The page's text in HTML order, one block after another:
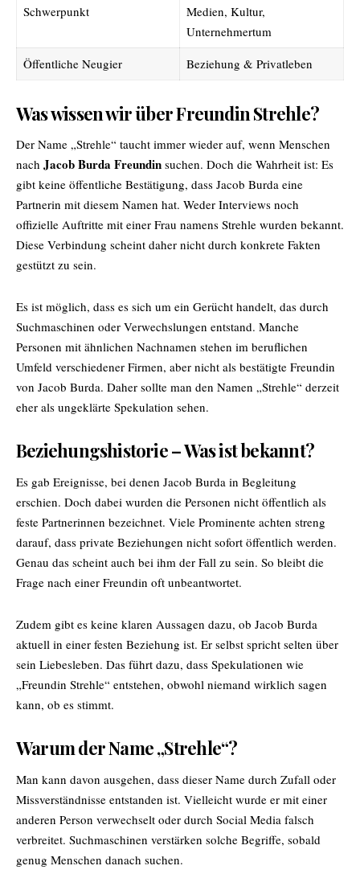
Schwerpunkt
Medien, Kultur,
Unternehmertum
Öffentliche Neugier
Beziehung & Privatleben
Was wissen wir über Freundin Strehle?
Der Name „Strehle“ taucht immer wieder auf, wenn Menschen
nach Jacob Burda Freundin suchen. Doch die Wahrheit ist: Es
gibt keine öffentliche Bestätigung, dass Jacob Burda eine
Partnerin mit diesem Namen hat. Weder Interviews noch
offizielle Auftritte mit einer Frau namens Strehle wurden bekannt.
Diese Verbindung scheint daher nicht durch konkrete Fakten
gestützt zu sein.
Es ist möglich, dass es sich um ein Gerücht handelt, das durch
Suchmaschinen oder Verwechslungen entstand. Manche
Personen mit ähnlichen Nachnamen stehen im beruflichen
Umfeld verschiedener Firmen, aber nicht als bestätigte Freundin
von Jacob Burda. Daher sollte man den Namen „Strehle“ derzeit
eher als ungeklärte Spekulation sehen.
Beziehungshistorie – Was ist bekannt?
Es gab Ereignisse, bei denen Jacob Burda in Begleitung
erschien. Doch dabei wurden die Personen nicht öffentlich als
feste Partnerinnen bezeichnet. Viele Prominente achten streng
darauf, dass private Beziehungen nicht sofort öffentlich werden.
Genau das scheint auch bei ihm der Fall zu sein. So bleibt die
Frage nach einer Freundin oft unbeantwortet.
Zudem gibt es keine klaren Aussagen dazu, ob Jacob Burda
aktuell in einer festen Beziehung ist. Er selbst spricht selten über
sein Liebesleben. Das führt dazu, dass Spekulationen wie
„Freundin Strehle“ entstehen, obwohl niemand wirklich sagen
kann, ob es stimmt.
Warum der Name „Strehle“?
Man kann davon ausgehen, dass dieser Name durch Zufall oder
Missverständnisse entstanden ist. Vielleicht wurde er mit einer
anderen Person verwechselt oder durch Social Media falsch
verbreitet. Suchmaschinen verstärken solche Begriffe, sobald
genug Menschen danach suchen.